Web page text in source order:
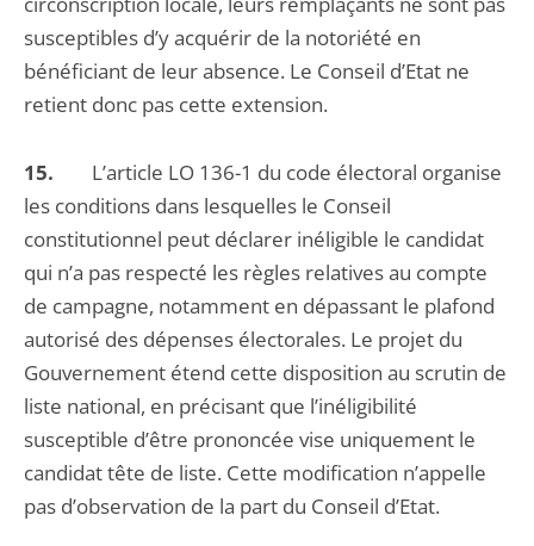
susceptibles d’y acquérir de la notoriété en
bénéficiant de leur absence. Le Conseil d’Etat ne
retient donc pas cette extension.
15. L’article LO 136-1 du code électoral organise
les conditions dans lesquelles le Conseil
constitutionnel peut déclarer inéligible le candidat
qui n’a pas respecté les règles relatives au compte
de campagne, notamment en dépassant le plafond
autorisé des dépenses électorales. Le projet du
Gouvernement étend cette disposition au scrutin de
liste national, en précisant que l’inéligibilité
susceptible d’être prononcée vise uniquement le
candidat tête de liste. Cette modification n’appelle
pas d’observation de la part du Conseil d’Etat.